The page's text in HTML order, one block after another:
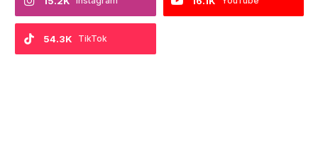
TikTok
54.3K